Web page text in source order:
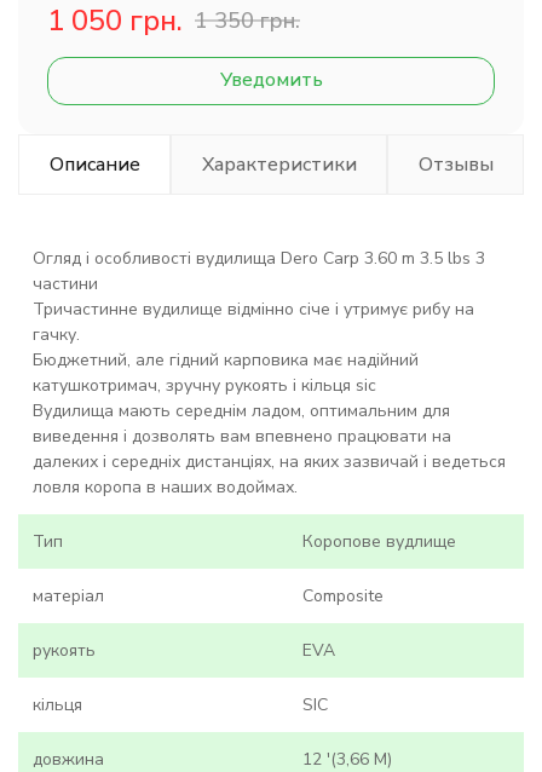
1 050 грн. 1 350 грн.
Уведомить
Описание Характеристики Отзывы
Огляд і особливості вудилища Dero Carp 3.60 m 3.5 lbs 3
частини
Тричастинне вудилище відмінно січе і утримує рибу на
гачку.
Бюджетний, але гідний карповика має надійний
катушкотримач, зручну рукоять і кільця sic
Вудилища мають середнім ладом, оптимальним для
виведення і дозволять вам впевнено працювати на
далеких і середніх дистанціях, на яких зазвичай і ведеться
ловля коропа в наших водоймах.
Тип Коропове вудлище
матеріал Composite
рукоять EVA
кільця SIC
довжина 12 '(3,66 M)